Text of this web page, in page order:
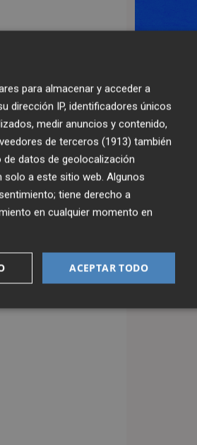
para almacenar y acceder a
dirección IP, identificadores únicos
medir anuncios y contenido,
de terceros (1913) también
datos de geolocalización
a este sitio web. Algunos
tiene derecho a
en cualquier momento en
ACEPTAR TODO